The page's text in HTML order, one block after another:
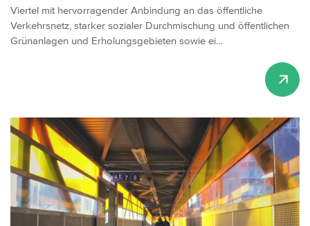
Viertel mit hervorragender Anbindung an das öffentliche
Verkehrsnetz, starker sozialer Durchmischung und öffentlichen
Grünanlagen und Erholungsgebieten sowie ei…